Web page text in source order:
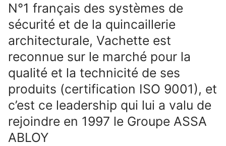
N°1 français des systèmes de
sécurité et de la quincaillerie
architecturale, Vachette est
reconnue sur le marché pour la
qualité et la technicité de ses
produits (certification ISO 9001), et
c’est ce leadership qui lui a valu de
rejoindre en 1997 le Groupe ASSA
ABLOY